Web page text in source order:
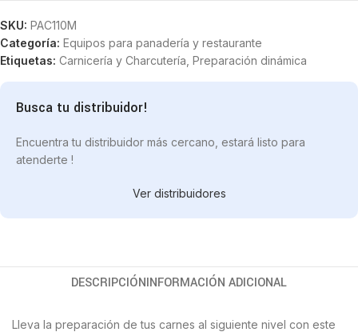
SKU: PAC110M
Categoría: Equipos para panadería y restaurante
Etiquetas: Carnicería y Charcutería Preparación dinámica
Busca tu distribuidor!
Encuentra tu distribuidor más cercano, estará listo para
atenderte !
Ver distribuidores
DESCRIPCIÓNINFORMACIÓN ADICIONAL
Lleva la preparación de tus carnes al siguiente nivel con este